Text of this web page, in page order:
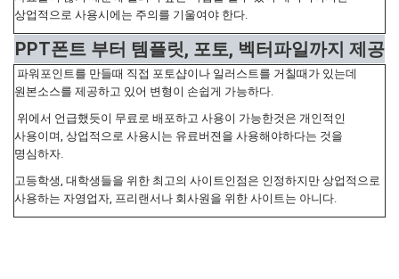
상업적으로 사용시에는 주의를 기울여야 한다.
PPT폰트 부터 템플릿, 포토, 벡터파일까지 제공
파워포인트를 만들때 직접 포토샵이나 일러스트를 거칠때가 있는데
원본소스를 제공하고 있어 변형이 손쉽게 가능하다.
위에서 언급했듯이 무료로 배포하고 사용이 가능한것은 개인적인
사용이며, 상업적으로 사용시는 유료버젼을 사용해야하다는 것을
명심하자.
고등학생, 대학생들을 위한 최고의 사이트인점은 인정하지만 상업적으로
사용하는 자영업자, 프리랜서나 회사원을 위한 사이트는 아니다.